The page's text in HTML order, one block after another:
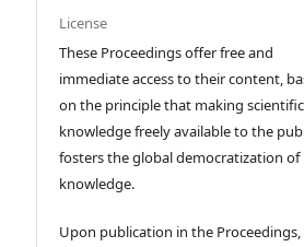
License
These Proceedings offer free and
immediate access to their content,
on the principle that making scientific
knowledge freely available to the
fosters the global democratization of
knowledge.
Upon publication in the Proceedings,